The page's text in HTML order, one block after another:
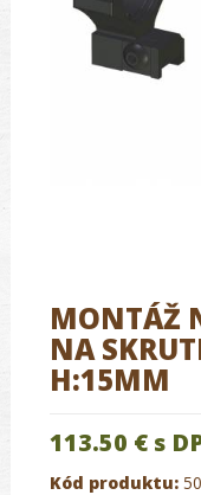
MONTÁŽ
NA
H:15MM
113.50 € s
Kód produktu: